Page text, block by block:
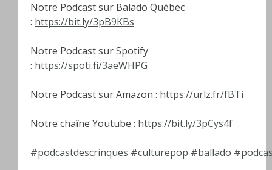
Notre Podcast sur Balado Québec
: https://bit.ly/3pB9KBs
Notre Podcast sur Spotify
: https://spoti.fi/3aeWHPG
Notre Podcast sur Amazon : https://urlz.fr/fBTi
Notre chaîne Youtube : https://bit.ly/3pCys4f
#podcastdescrinques #culturepop #ballado